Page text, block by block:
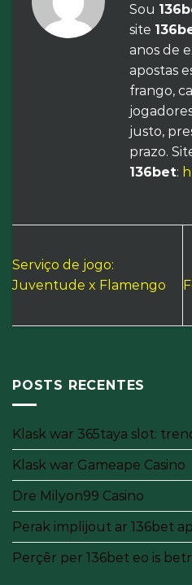
Sou
site
anos de
apostas
frango,
justo,
prazo.
136bet:
Serviço de jogo:
Juventude x Flamengo
POSTS RECENTES
Klask war 365taya slot:
Klask war Gameape Casino
Dre Milyon99 Casino
Perak implijout ar 136bet
Perçēr per 136bet eo is